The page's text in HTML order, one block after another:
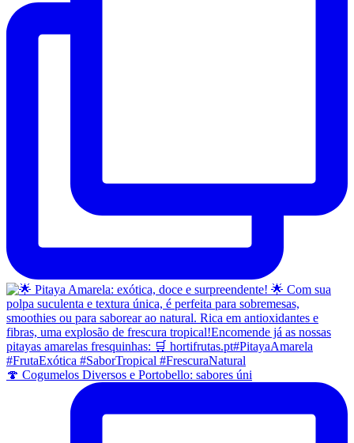
🍄 Cogumelos Diversos e Portobello: sabores úni